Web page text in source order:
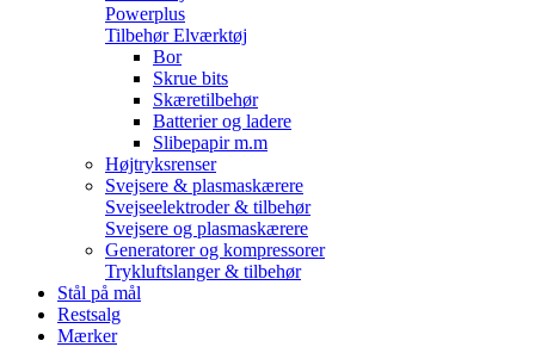
Powerplus
Tilbehør Elværktøj
Bor
Skrue bits
Skæretilbehør
Batterier og ladere
Slibepapir m.m
Højtryksrenser
Svejsere & plasmaskærere
Svejseelektroder & tilbehør
Svejsere og plasmaskærere
Generatorer og kompressorer
Trykluftslanger & tilbehør
Stål på mål
Restsalg
Mærker